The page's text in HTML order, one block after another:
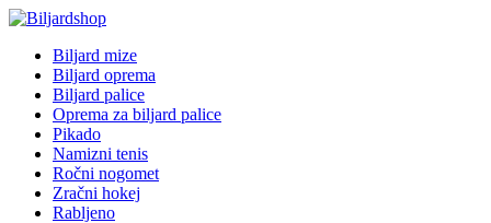
Biljard mize
Biljard oprema
Biljard palice
Oprema za biljard palice
Pikado
Namizni tenis
Ročni nogomet
Zračni hokej
Rabljeno